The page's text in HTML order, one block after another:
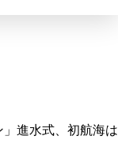
進水式、初航海は